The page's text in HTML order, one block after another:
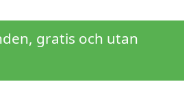
gratis och utan